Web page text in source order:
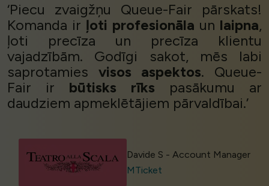
‘Piecu zvaigžņu Queue-Fair pārskats!
Komanda ir ļoti profesionāla un laipna,
ļoti precīza un precīza klientu
vajadzībām. Godīgi sakot, mēs labi
saprotamies visos aspektos. Queue-
Fair ir būtisks rīks pasākumu ar
daudziem apmeklētājiem pārvaldībai.’
Davide S - Account Manager
MTicket